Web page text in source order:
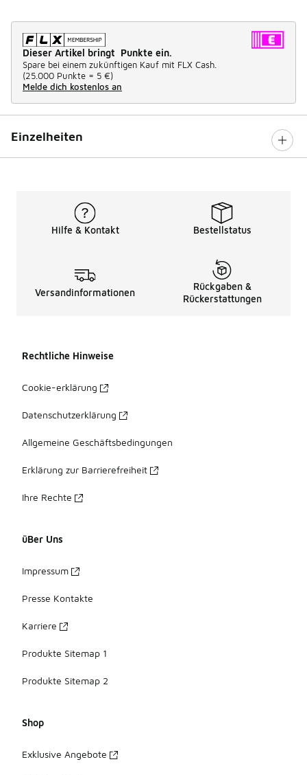
Dieser Artikel bringt Punkte ein.
Spare bei einem zukünftigen Kauf mit FLX Cash.
(25.000 Punkte = 5 €)
Melde dich kostenlos an
Einzelheiten
Hilfe & Kontakt Bestellstatus
Versandinformationen
Rückgaben &
Rückerstattungen
Rechtliche Hinweise
Cookie-erklärung
Datenschutzerklärung
Allgemeine Geschäftsbedingungen
Erklärung zur Barrierefreiheit
Ihre Rechte
üBer Uns
Impressum
Presse Kontakte
Karriere
Produkte Sitemap 1
Produkte Sitemap 2
Shop
Exklusive Angebote